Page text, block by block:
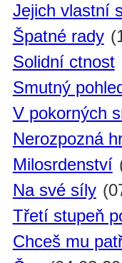
Jejich vlastní
Špatné rady
Solidní ctnost
Smutný
V pokorných
Nerozpozná
Milosrdenství
Na své síly
Třetí stupeň
Chceš mu